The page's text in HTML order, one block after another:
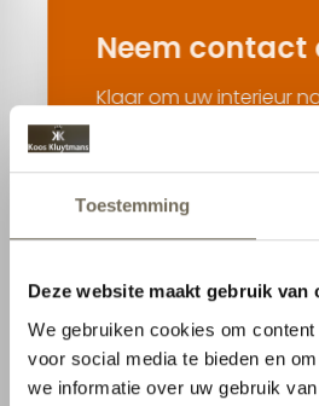
Neem contact op
Klaar om uw interieur
te tillen? Neem vandaag
ons op om uw wensen te
info@kooskluytmans.nl
Pastoor van
Oisterwijk